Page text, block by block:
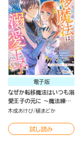
電子版
なぜか転移魔法はいつも溺
愛王子の元に ～魔法練習
中の皇女は、初恋こじらせ
ク版 （2）
木成あけび 植まどか
試し読み